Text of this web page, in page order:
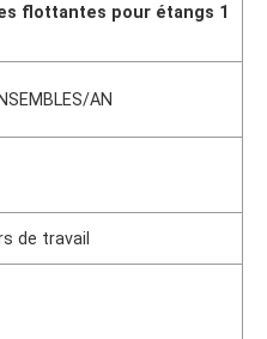
flottantes pour étangs 1
AN
de travail